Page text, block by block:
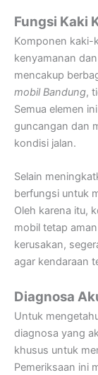
Fungsi Kaki
Komponen kaki-
kenyamanan
mencakup
mobil Bandung,
Semua elemen
guncangan dan
kondisi jalan.
Selain
berfungsi untuk
Oleh karena itu,
mobil tetap
kerusakan,
agar kendaraan
Diagnosa
Untuk
diagnosa yang
khusus untuk
Pemeriksaan ini